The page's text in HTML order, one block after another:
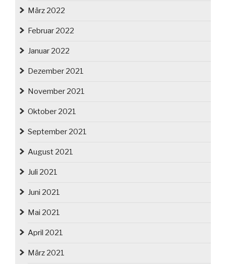
März 2022
Februar 2022
Januar 2022
Dezember 2021
November 2021
Oktober 2021
September 2021
August 2021
Juli 2021
Juni 2021
Mai 2021
April 2021
März 2021